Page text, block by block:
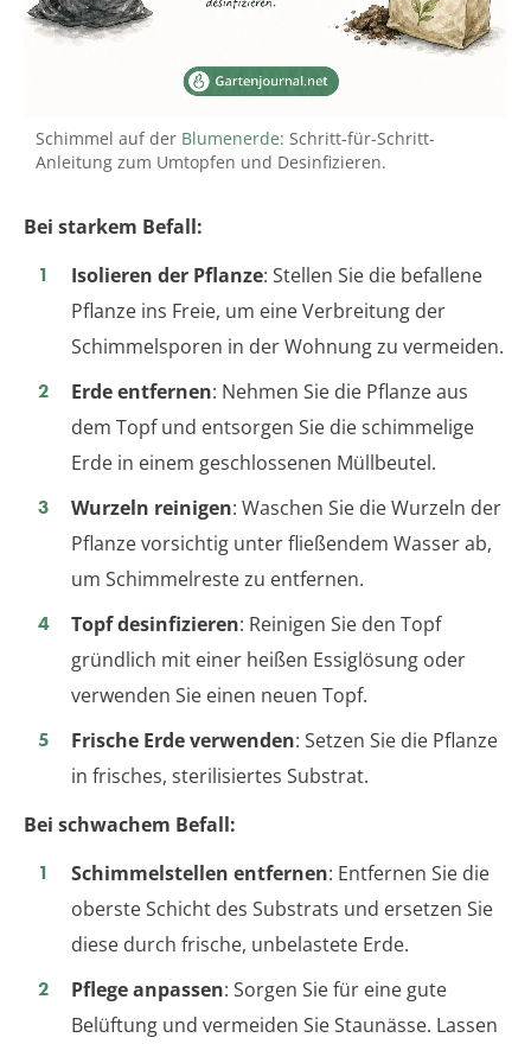
Schimmel auf der Blumenerde: Schritt-für-Schritt-
Anleitung zum Umtopfen und Desinfizieren.
Bei starkem Befall:
Isolieren der Pflanze: Stellen Sie die befallene
Pflanze ins Freie, um eine Verbreitung der
Schimmelsporen in der Wohnung zu vermeiden.
Erde entfernen: Nehmen Sie die Pflanze aus
dem Topf und entsorgen Sie die schimmelige
Erde in einem geschlossenen Müllbeutel.
Wurzeln reinigen: Waschen Sie die Wurzeln der
Pflanze vorsichtig unter fließendem Wasser ab,
um Schimmelreste zu entfernen.
Topf desinfizieren: Reinigen Sie den Topf
gründlich mit einer heißen Essiglösung oder
verwenden Sie einen neuen Topf.
Frische Erde verwenden: Setzen Sie die Pflanze
in frisches, sterilisiertes Substrat.
Bei schwachem Befall:
Schimmelstellen entfernen: Entfernen Sie die
oberste Schicht des Substrats und ersetzen Sie
diese durch frische, unbelastete Erde.
Pflege anpassen: Sorgen Sie für eine gute
Belüftung und vermeiden Sie Staunässe. Lassen